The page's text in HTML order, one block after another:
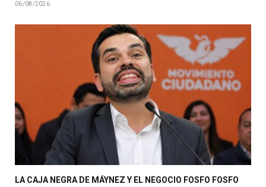
06/08/2026
LA CAJA NEGRA DE MÁYNEZ Y EL NEGOCIO FOSFO FOSFO